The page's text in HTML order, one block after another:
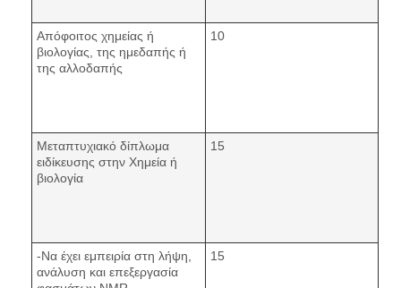
Απόφοιτος χημείας ή
βιολογίας, της ημεδαπής ή
της αλλοδαπής
10
Μεταπτυχιακό δίπλωμα
ειδίκευσης στην Χημεία ή
βιολογία
15
-Να έχει εμπειρία στη λήψη,
ανάλυση και επεξεργασία
15